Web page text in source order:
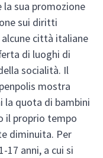
sua promozione
sui diritti
alcune città italiane
di luoghi di
socialità. Il
mostra
la quota di bambini
il proprio tempo
diminuita. Per
17 anni, a cui si